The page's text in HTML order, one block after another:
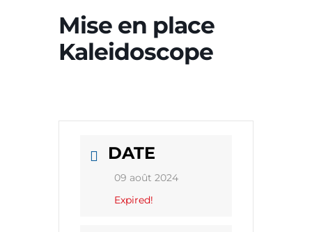
Mise en place
Kaleidoscope
DATE
09 août 2024
Expired!